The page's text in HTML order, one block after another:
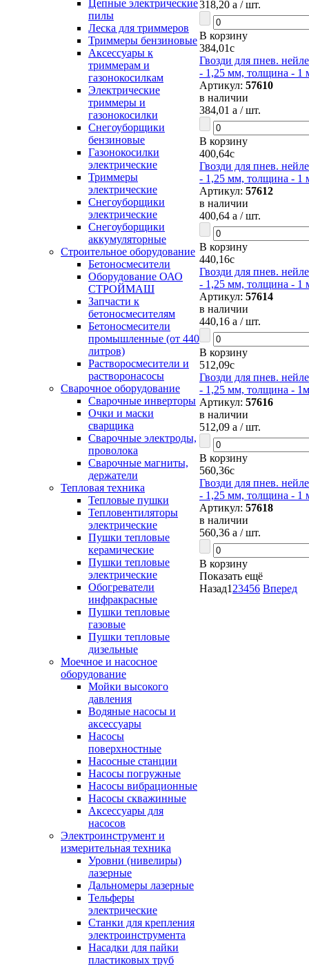
Цепные электрические
пилы
Леска для триммеров
Триммеры бензиновые
Аксессуары к
триммерам и
газонокосилкам
Электрические
триммеры и
газонокосилки
Снегоуборщики
бензиновые
Газонокосилки
электрические
Триммеры
электрические
Снегоуборщики
электрические
Снегоуборщики
аккумуляторные
Строительное оборудование
Бетоносмесители
Оборудование ОАО
СТРОЙМАШ
Запчасти к
бетоносмесителям
Бетоносмесители
промышленные (от 440
литров)
Растворосмесители и
растворонасосы
Сварочное оборудование
Сварочные инверторы
Очки и маски
сварщика
Сварочные электроды,
проволока
Сварочные магниты,
держатели
Тепловая техника
Тепловые пушки
Тепловентиляторы
электрические
Пушки тепловые
керамические
Пушки тепловые
электрические
Обогреватели
инфракрасные
Пушки тепловые
газовые
Пушки тепловые
дизельные
Моечное и насосное
оборудование
Мойки высокого
давления
Водяные насосы и
аксессуары
Насосы
поверхностные
Насосные станции
Насосы погружные
Насосы вибрационные
Насосы скважинные
Аксессуары для
насосов
Электроинструмент и
измерительная техника
Уровни (нивелиры)
лазерные
Дальномеры лазерные
Тельферы
электрические
Станки для крепления
электроинструмента
Насадки для пайки
пластиковых труб
318,20 a / шт.
В корзину
384,01c
Гвозди для пнев.
- 1,25 мм, толщина - 1
Артикул: 57610
в наличии
384,01 a / шт.
В корзину
400,64c
Гвозди для пнев.
- 1,25 мм, толщина - 1
Артикул: 57612
в наличии
400,64 a / шт.
В корзину
440,16c
Гвозди для пнев.
- 1,25 мм, толщина - 1
Артикул: 57614
в наличии
440,16 a / шт.
В корзину
512,09c
Гвозди для пнев.
- 1,25 мм, толщина -
Артикул: 57616
в наличии
512,09 a / шт.
В корзину
560,36c
Гвозди для пнев.
- 1,25 мм, толщина - 1
Артикул: 57618
в наличии
560,36 a / шт.
В корзину
Показать ещё
Назад1 23456 Вперед